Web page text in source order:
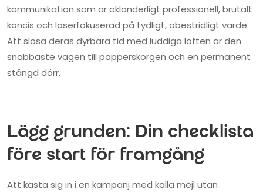
kommunikation som är oklanderligt professionell, brutalt
koncis och laserfokuserad på tydligt, obestridligt värde.
Att slösa deras dyrbara tid med luddiga löften är den
snabbaste vägen till papperskorgen och en permanent
stängd dörr.
Lägg grunden: Din checklista
före start för framgång
Att kasta sig in i en kampanj med kalla mejl utan